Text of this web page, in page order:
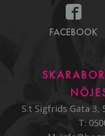
FACEBOOK
S:t Sigfrids Gata 3,
T: